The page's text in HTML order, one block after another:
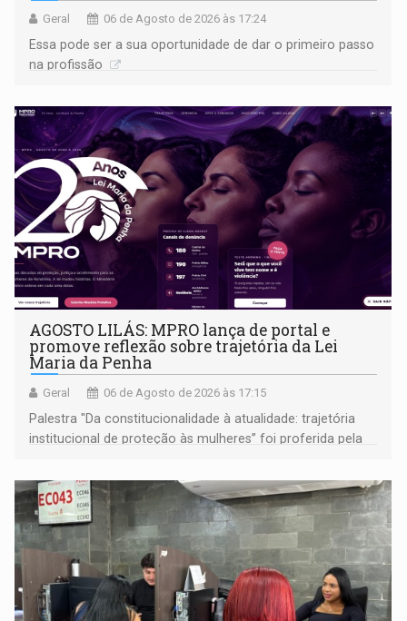
Geral 06 de Agosto de 2026 às 17:24
Essa pode ser a sua oportunidade de dar o primeiro passo
na profissão
AGOSTO LILÁS: MPRO lança de portal e
promove reflexão sobre trajetória da Lei
Maria da Penha
Geral 06 de Agosto de 2026 às 17:15
Palestra "Da constitucionalidade à atualidade: trajetória
institucional de proteção às mulheres” foi proferida pela
Goiás